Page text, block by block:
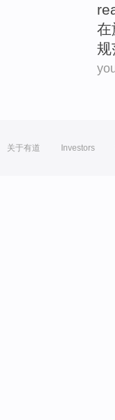
在
规
关于有道 Investors